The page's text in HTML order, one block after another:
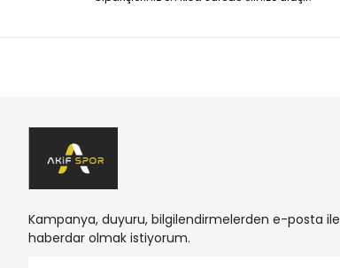
Kampanya, duyuru, bilgilendirmelerden e-posta ile
haberdar olmak istiyorum.